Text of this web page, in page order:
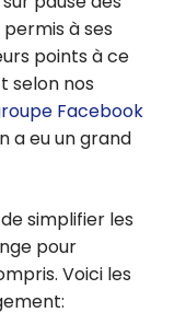
à ses
points à ce
selon nos
Facebook
a eu un grand
simplifier les
pour
Voici les